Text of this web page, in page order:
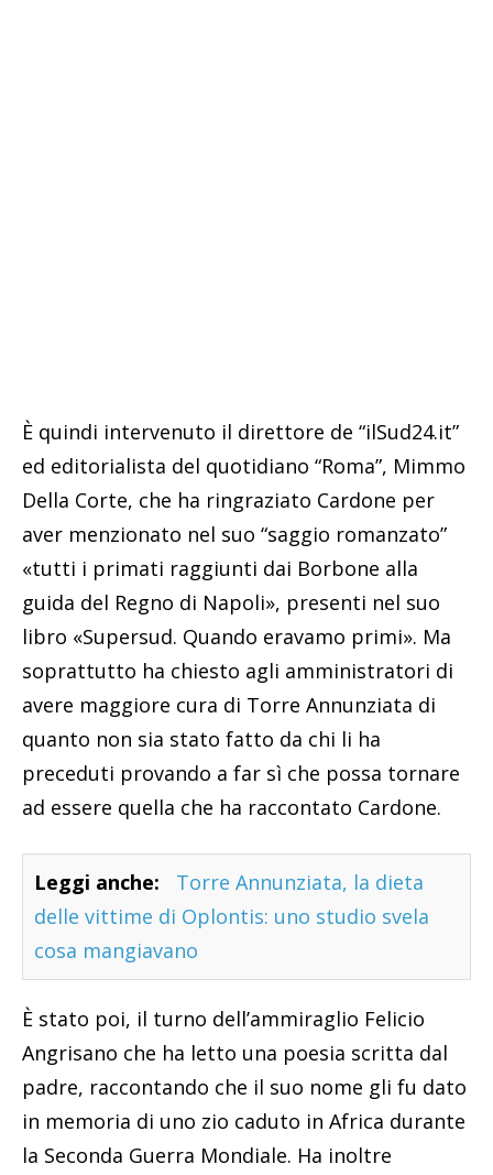
È quindi intervenuto il direttore de “ilSud24.it”
ed editorialista del quotidiano “Roma”, Mimmo
Della Corte, che ha ringraziato Cardone per
aver menzionato nel suo “saggio romanzato”
«tutti i primati raggiunti dai Borbone alla
guida del Regno di Napoli», presenti nel suo
libro «Supersud. Quando eravamo primi». Ma
soprattutto ha chiesto agli amministratori di
avere maggiore cura di Torre Annunziata di
quanto non sia stato fatto da chi li ha
preceduti provando a far sì che possa tornare
ad essere quella che ha raccontato Cardone.
Leggi anche:
Torre Annunziata, la dieta
delle vittime di Oplontis: uno studio svela
cosa mangiavano
È stato poi, il turno dell’ammiraglio Felicio
Angrisano che ha letto una poesia scritta dal
padre, raccontando che il suo nome gli fu dato
in memoria di uno zio caduto in Africa durante
la Seconda Guerra Mondiale. Ha inoltre